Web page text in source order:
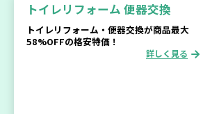
トイレリフォーム 便器交換
トイレリフォーム・便器交換が商品最大
58%OFFの格安特価！
詳しく見る